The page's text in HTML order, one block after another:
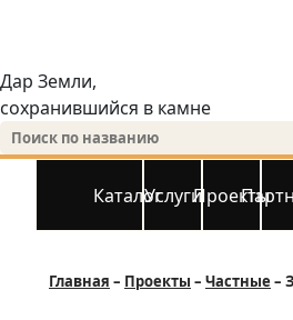
Дар Земли,
сохранившийся в камне
КаталогУслугиПроекты
Главная Проекты Частные